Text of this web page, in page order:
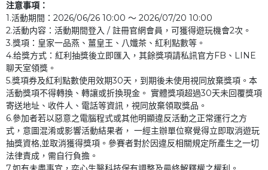
注意事項：
1.活動期間：2026/06/26 10:00 ～ 2026/07/20 10:00
2.活動内容：活動期間登入 / 註冊官網會員，可獲得遊玩機會2次。
3.獎項：皇家一品燕、薑皇王、八孅茶、紅利點數等。
4.给獎方式：紅利抽獎後立即匯入，其餘獎項請私訊官方FB、LINE
聊天室領獎。
5.獎項券及紅利點數使用效期30天，到期後未使用視同放棄獎項。本
活動獎項不得轉換、轉讓或折換現金。 實體獎項超過30天未回覆獎項
寄送地址、收件人、電話等資訊，視同放棄領取獎品。
6.參加者若以惡意之電腦程式或其他明顯違反活動之正常運行之方
式，意圖混淆或影響活動結果者， 一經主辦單位察覺得立即取消遊玩
抽獎資格,並取消獲得獎項。參賽者對於因違反相關規定所產生之一切
法律責成，需自行負擔。